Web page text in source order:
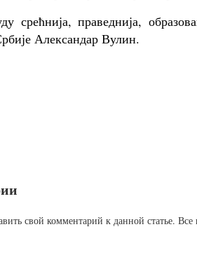
срећнија, праведнија,
Александар Вулин.
свой комментарий к данной статье.